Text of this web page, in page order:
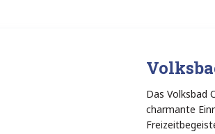
Das Volksbad
charmante